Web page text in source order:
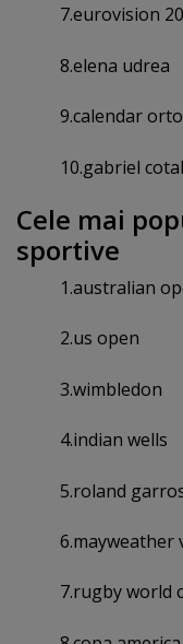
7.eurovision
8.elena udrea
9.calendar
10.gabriel
Cele mai
sportive
1.australian
2.us open
3.wimbledon
4.indian wells
5.roland
6.mayweather
7.rugby world